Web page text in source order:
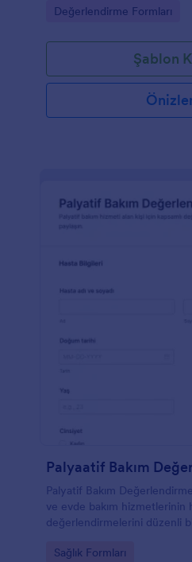
Go to Category:
Değerlendirme Formları
Şablon
Palyaatif Bakım
Palyatif Bakım
ve evde bakım hizmetlerinin
değerlendirmelerini düzenli
toplama sürecini
Go to Category:
Sağlık Formları